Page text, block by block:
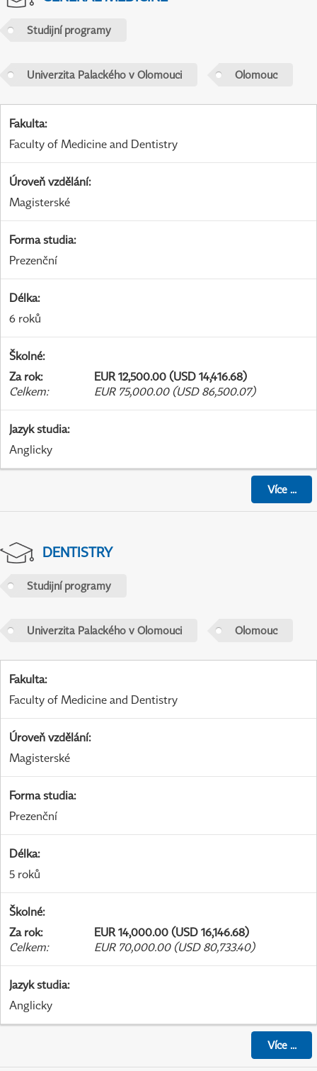
Studijní programy
Univerzita Palackého v Olomouci Olomouc
Fakulta:
Faculty of Medicine and Dentistry
Úroveň vzdělání:
Magisterské
Forma studia:
Prezenční
Délka:
6 roků
Školné:
Za rok:
EUR 12,500.00 (USD 14,416.68)
Celkem: EUR 75,000.00 (USD 86,500.07)
Jazyk studia:
Anglicky
Více...
DENTISTRY
Studijní programy
Univerzita Palackého v Olomouci Olomouc
Fakulta:
Faculty of Medicine and Dentistry
Úroveň vzdělání:
Magisterské
Forma studia:
Prezenční
Délka:
5 roků
Školné:
Za rok:
EUR 14,000.00 (USD 16,146.68)
Celkem: EUR 70,000.00 (USD 80,733.40)
Jazyk studia:
Anglicky
Více...